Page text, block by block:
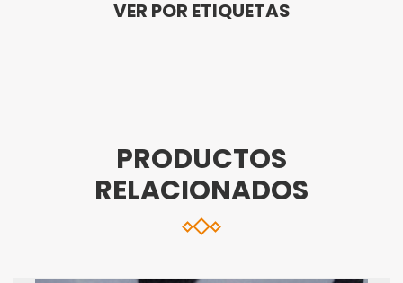
VER POR ETIQUETAS
PRODUCTOS
RELACIONADOS